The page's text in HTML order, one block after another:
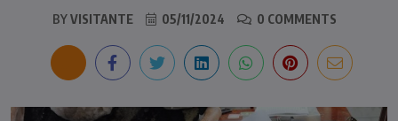
BYVISITANTE 05/11/2024 0 COMMENTS